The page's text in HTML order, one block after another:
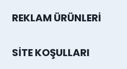
REKLAM ÜRÜNLERI
SITE KOŞULLARI